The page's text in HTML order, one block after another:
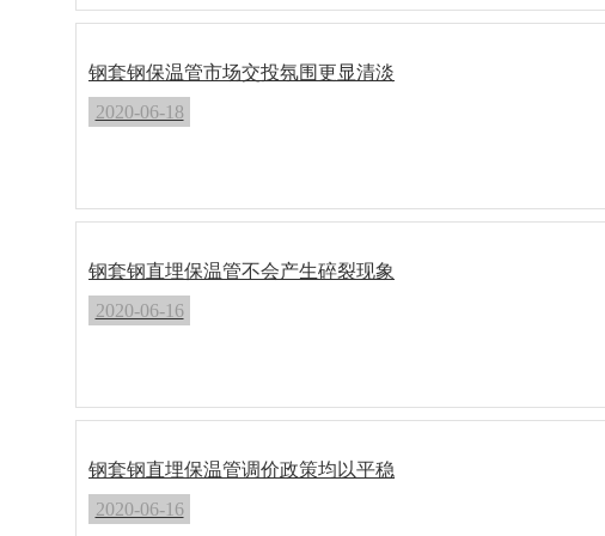
钢套钢保温管市场交投氛围更显清淡
2020-06-18
钢套钢直埋保温管不会产生碎裂现象
2020-06-16
钢套钢直埋保温管调价政策均以平稳
2020-06-16